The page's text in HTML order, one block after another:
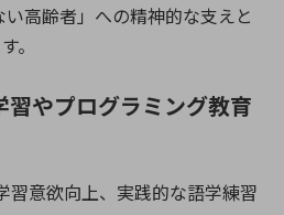
高齢者」への精神的な支えと
。
やプログラミング教育
習意欲向上、実践的な語学練習